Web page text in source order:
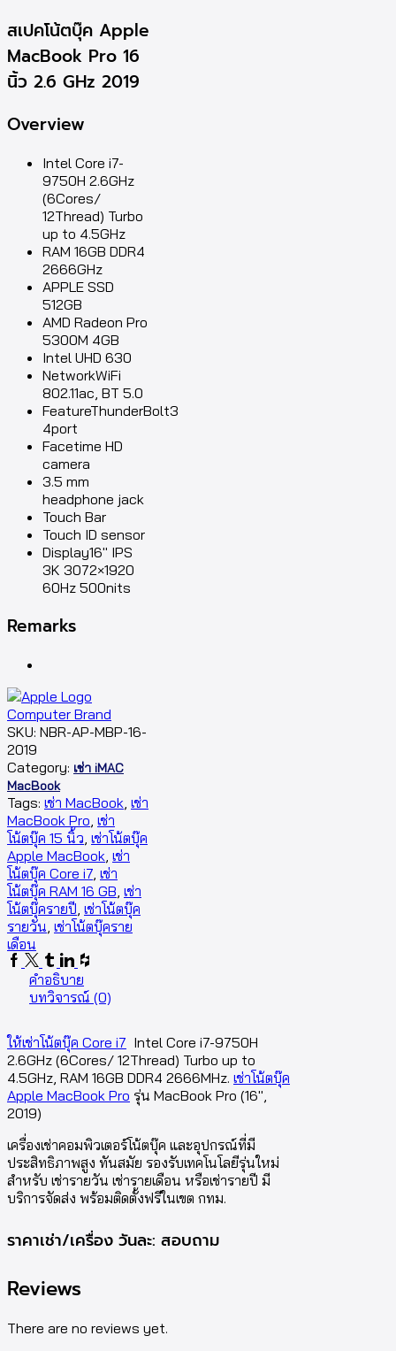
สเปคโน้ตบุ๊ค Apple
MacBook Pro 16
นิ้ว 2.6 GHz 2019
Overview
Intel Core i7-
9750H 2.6GHz
(6Cores/
12Thread) Turbo
up to 4.5GHz
RAM 16GB DDR4
2666GHz
APPLE SSD
512GB
AMD Radeon Pro
5300M 4GB
Intel UHD 630
NetworkWiFi
802.11ac, BT 5.0
FeatureThunderBolt3
4port
Facetime HD
camera
3.5 mm
headphone jack
Touch Bar
Touch ID sensor
Display16″ IPS
3K 3072×1920
60Hz 500nits
Remarks
SKU: NBR-AP-MBP-16-
2019
Category: เช่า iMAC
MacBook
Tags: เช่า MacBook เช่า
MacBook Pro เช่า
โน้ตบุ๊ค 15 นิ้ว เช่าโน้ตบุ๊ค
Apple MacBook เช่า
โน้ตบุ๊ค Core i7 เช่า
โน้ตบุ๊ค RAM 16 GB เช่า
โน้ตบุ๊ครายปี เช่าโน้ตบุ๊ค
รายวัน เช่าโน้ตบุ๊คราย
เดือน
คำอธิบาย
บทวิจารณ์ (0)
ให้เช่าโน้ตบุ๊ค Core i7 Intel Core i7-9750H
2.6GHz (6Cores/ 12Thread) Turbo up to
4.5GHz, RAM 16GB DDR4 2666MHz. เช่าโน้ตบุ๊ค
Apple MacBook Pro รุ่น MacBook Pro (16″,
2019)
เครื่องเช่าคอมพิวเตอร์โน้ตบุ๊ค และอุปกรณ์ที่มี
ประสิทธิภาพสูง ทันสมัย รองรับเทคโนโลยีรุ่นใหม่
สำหรับ เช่ารายวัน เช่ารายเดือน หรือเช่ารายปี มี
บริการจัดส่ง พร้อมติดตั้งฟรีในเขต กทม.
ราคาเช่า/เครื่อง วันละ: สอบถาม
Reviews
There are no reviews yet.